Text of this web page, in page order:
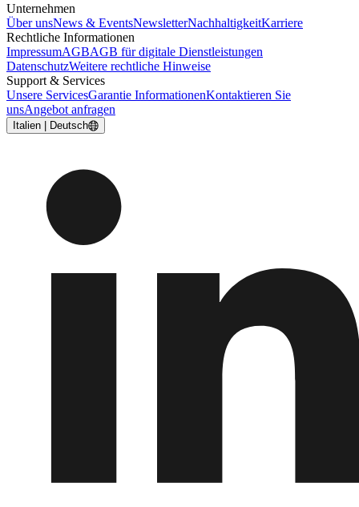
Unternehmen
Über unsNews & EventsNewsletterNachhaltigkeitKarriere
Rechtliche Informationen
ImpressumAGBAGB für digitale Dienstleistungen
DatenschutzWeitere rechtliche Hinweise
Support & Services
Unsere ServicesGarantie InformationenKontaktieren Sie
unsAngebot anfragen
Italien | Deutsch